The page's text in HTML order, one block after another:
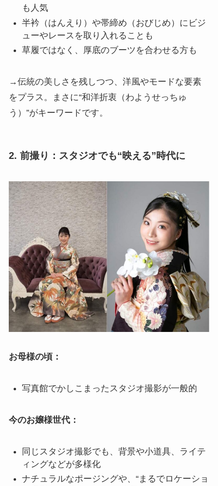
も人気
半衿（はんえり）や帯締め（おびじめ）にビジ
ューやレースを取り入れることも
草履ではなく、厚底のブーツを合わせる方も
→伝統の美しさを残しつつ、洋風やモードな要素
をプラス。まさに“和洋折衷（わようせっちゅ
う）”がキーワードです。
2. 前撮り：スタジオでも“映える”時代に
お母様の頃：
写真館でかしこまったスタジオ撮影が一般的
今のお嬢様世代：
同じスタジオ撮影でも、背景や小道具、ライテ
ィングなどが多様化
ナチュラルなポージングや、“まるでロケーショ